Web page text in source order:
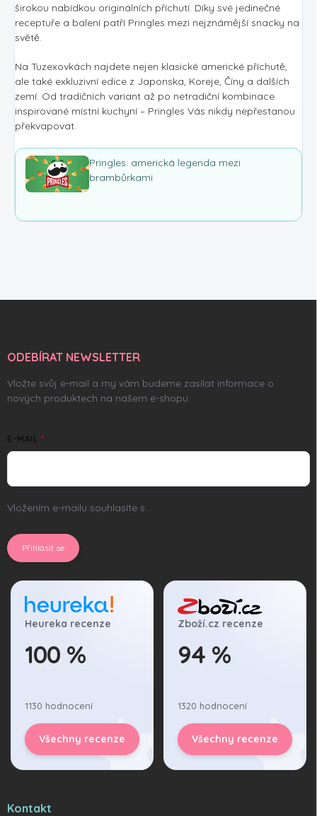
širokou nabídkou originálních příchutí. Díky své jedinečné
receptuře a balení patří Pringles mezi nejznámější snacky na
světě.
Na Tuzexovkách najdete nejen klasické americké příchutě,
ale také exkluzivní edice z Japonska, Koreje, Číny a dalších
zemí. Od tradičních variant až po netradiční kombinace
inspirované místní kuchyní – Pringles Vás nikdy nepřestanou
překvapovat.
Pringles: americká legenda mezi
brambůrkami
aODEBÍRAT NEWSLETTER
Vložte svůj e-mail a my vám budeme zasílat informace o
nových produktech na našem e-shopu.
E-MAIL
Vložením e-mailu souhlasíte s
Přihlásit se
Heureka recenze
100 %
1130 hodnocení
Všechny recenze
Zboží.cz recenze
94 %
1320 hodnocení
Všechny recenze
Kontakt